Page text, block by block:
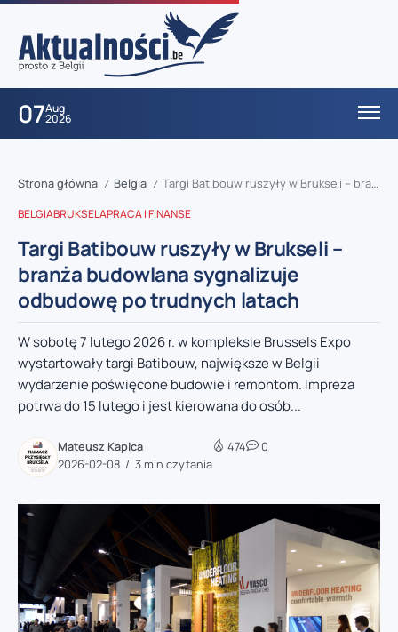
07Aug
2026
Strona główna / Belgia / Targi Batibouw ruszyły w Brukseli – branża budowlana sygnalizuje odbudowę po trudnych latach
BELGIABRUKSELAPRACA I FINANSE
Targi Batibouw ruszyły w Brukseli –
branża budowlana sygnalizuje
odbudowę po trudnych latach
W sobotę 7 lutego 2026 r. w kompleksie Brussels Expo
wystartowały targi Batibouw, największe w Belgii
wydarzenie poświęcone budowie i remontom. Impreza
potrwa do 15 lutego i jest kierowana do osób...
Mateusz Kapica
2026-02-08
3 min czytania
474 0